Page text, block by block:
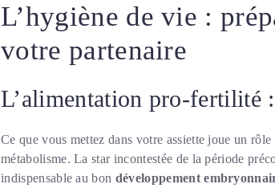
L’hygiène de vie :
votre partenaire
L’alimentation pro-fertilité
Ce que vous mettez dans votre assiette joue un
métabolisme. La star incontestée de la période
indispensable au bon développement